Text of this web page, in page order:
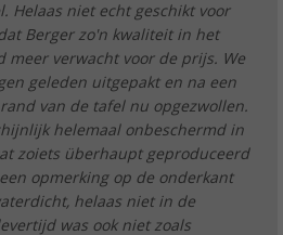
Helaas niet echt geschikt voor
Berger zo'n kwaliteit in het
meer verwacht voor de prijs. We
geleden uitgepakt en na een
van de tafel nu opgezwollen.
helemaal onbeschermd in
zoiets überhaupt geproduceerd
opmerking op de onderkant
helaas niet in de
was ook niet zoals